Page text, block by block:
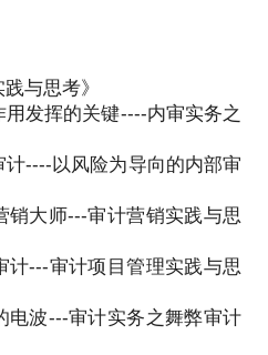
。
多次受邀为中国内审协会、
、浙江工商大学、浙江省内
、河南省内审协会、浙江工
国电网集团、中国电建集
党政工机关等进行风控、
与思考》
用发挥的关键----内审实务之
计----以风险为导向的内部审
销大师---审计营销实践与思
计---审计项目管理实践与思
电波---审计实务之舞弊审计